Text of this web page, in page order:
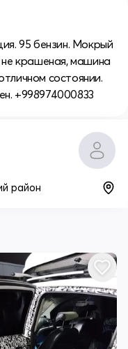
95 бензин. Мокрый
не крашеная, машина
состоянии.
+998974000833
район